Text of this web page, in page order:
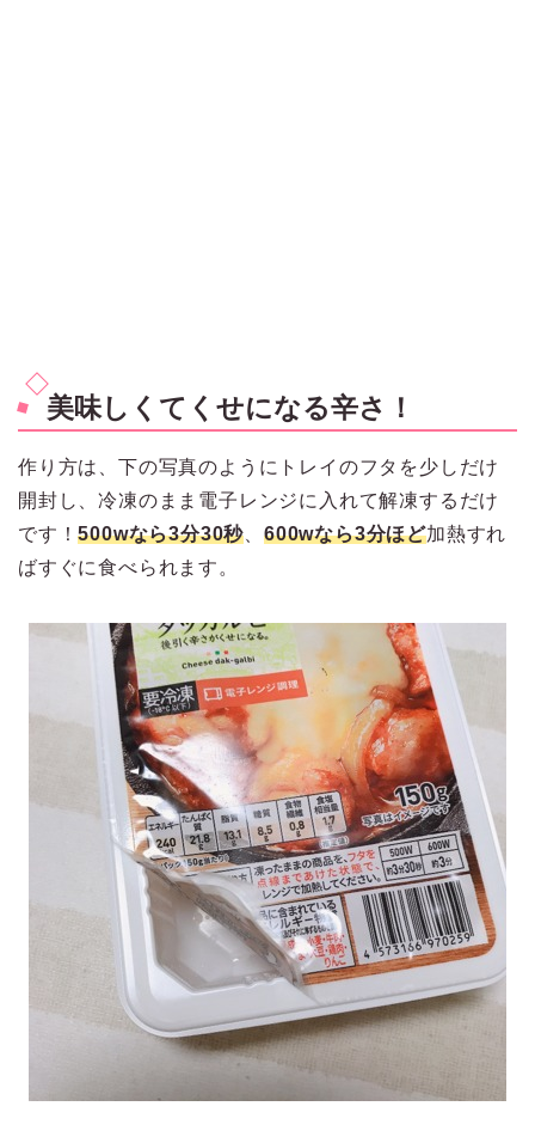
美味しくてくせになる辛さ！
作り方は、下の写真のようにトレイのフタを少しだけ
開封し、冷凍のまま電子レンジに入れて解凍するだけ
です！500wなら3分30秒 、600wなら3分ほど加熱すれ
ばすぐに食べられます。